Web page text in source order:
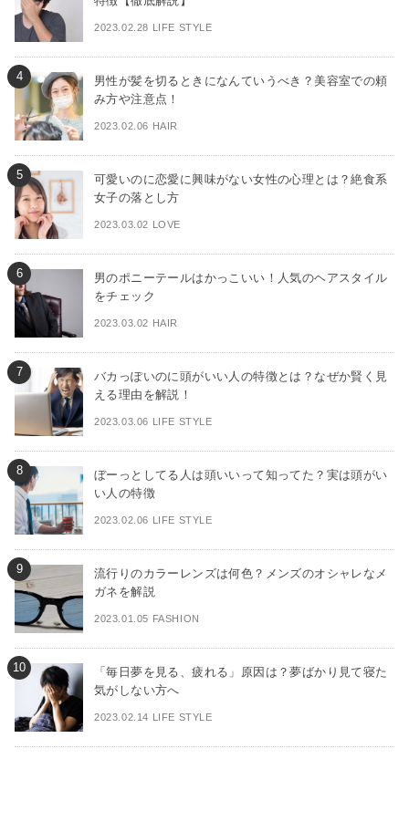
2023.02.28 LIFE STYLE
男性が髪を切るときになんていうべき？美容室での頼
み方や注意点！
2023.02.06 HAIR
可愛いのに恋愛に興味がない女性の心理とは？絶食系
女子の落とし方
2023.03.02 LOVE
男のポニーテールはかっこいい！人気のヘアスタイル
をチェック
2023.03.02 HAIR
バカっぽいのに頭がいい人の特徴とは？なぜか賢く見
える理由を解説！
2023.03.06 LIFE STYLE
ぼーっとしてる人は頭いいって知ってた？実は頭がい
い人の特徴
2023.02.06 LIFE STYLE
流行りのカラーレンズは何色？メンズのオシャレなメ
ガネを解説
2023.01.05 FASHION
「毎日夢を見る、疲れる」原因は？夢ばかり見て寝た
気がしない方へ
2023.02.14 LIFE STYLE